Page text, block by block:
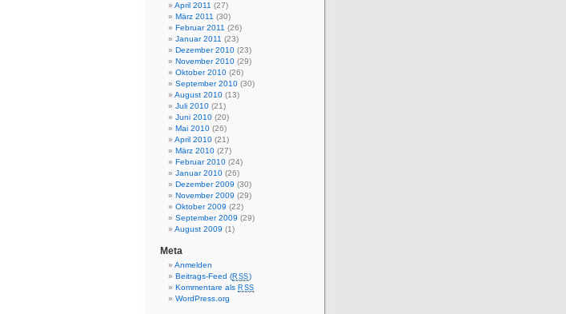
April 2011 (27)
März 2011 (30)
Februar 2011 (26)
Januar 2011 (23)
Dezember 2010 (23)
November 2010 (29)
Oktober 2010 (26)
September 2010 (30)
August 2010 (13)
Juli 2010 (21)
Juni 2010 (20)
Mai 2010 (26)
April 2010 (21)
März 2010 (27)
Februar 2010 (24)
Januar 2010 (26)
Dezember 2009 (30)
November 2009 (29)
Oktober 2009 (22)
September 2009 (29)
August 2009 (1)
Meta
Anmelden
Beitrags-Feed (RSS)
Kommentare als RSS
WordPress.org